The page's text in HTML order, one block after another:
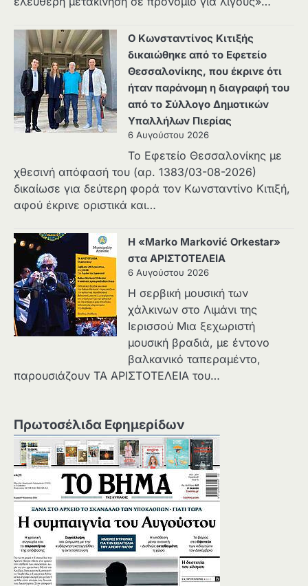
Ο Κωνσταντίνος Κιτιξής
δικαιώθηκε από το Εφετείο
Θεσσαλονίκης, που έκρινε ότι
ήταν παράνομη η διαγραφή του
από το Σύλλογο Δημοτικών
Υπαλλήλων Πιερίας
6 Αυγούστου 2026
Το Εφετείο Θεσσαλονίκης με
χθεσινή απόφασή του (αρ. 1383/03-08-2026)
δικαίωσε για δεύτερη φορά τον Κωνσταντίνο Κιτιξή,
αφού έκρινε οριστικά και…
Η «Marko Marković Orkestar»
στα ΑΡΙΣΤΟΤΕΛΕΙΑ
6 Αυγούστου 2026
Η σερβική μουσική των
χάλκινων στο Λιμάνι της
Ιερισσού Μια ξεχωριστή
μουσική βραδιά, με έντονο
βαλκανικό ταπεραμέντο,
παρουσιάζουν ΤΑ ΑΡΙΣΤΟΤΕΛΕΙΑ του…
Πρωτοσέλιδα Εφημερίδων